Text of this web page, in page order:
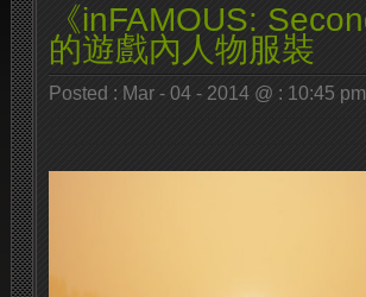
《inFAMOUS:
的遊戲內人物服裝
Posted : Mar - 04 - 2014 @ : 10:45